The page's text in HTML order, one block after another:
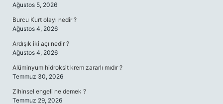
Ağustos 5, 2026
Burcu Kurt olayı nedir ?
Ağustos 4, 2026
Ardışık iki açı nedir ?
Ağustos 4, 2026
Alüminyum hidroksit krem zararlı mıdır ?
Temmuz 30, 2026
Zihinsel engeli ne demek ?
Temmuz 29, 2026